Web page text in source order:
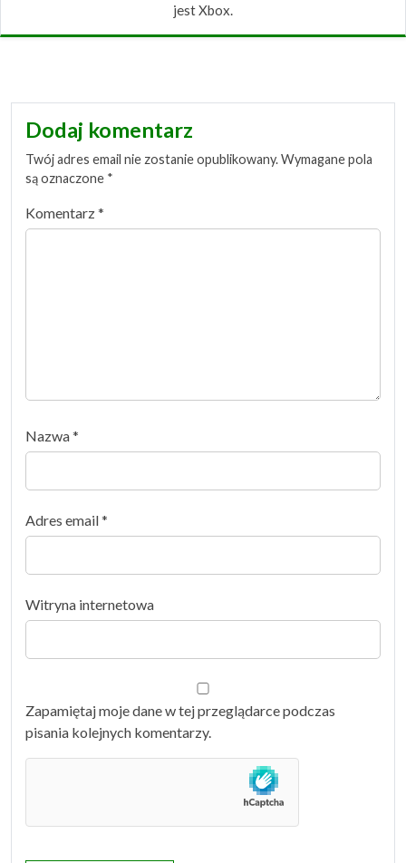
jest Xbox.
Dodaj komentarz
Twój adres email nie zostanie opublikowany.Wymagane pola
są oznaczone *
Komentarz*
Nazwa*
Adres email*
Witryna internetowa
Zapamiętaj moje dane w tej przeglądarce podczas
pisania kolejnych komentarzy.